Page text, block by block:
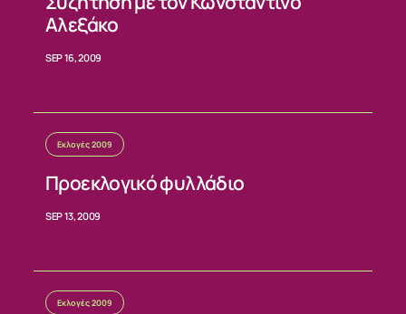
Αλεξάκο
SEP 16, 2009
Εκλογές 2009
Προεκλογικό φυλλάδιο
SEP 13, 2009
Εκλογές 2009